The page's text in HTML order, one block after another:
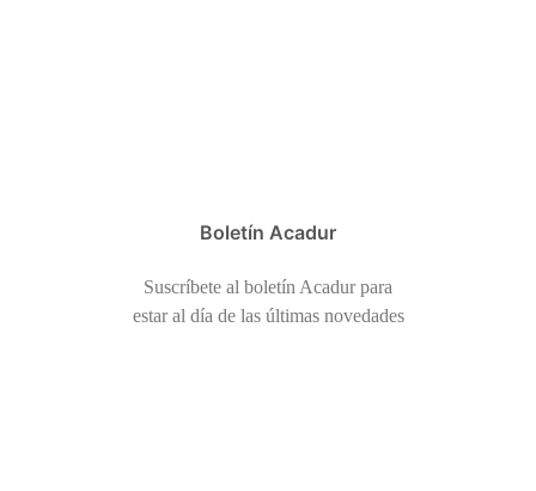
Boletín Acadur
Suscríbete al boletín Acadur para
estar al día de las últimas novedades